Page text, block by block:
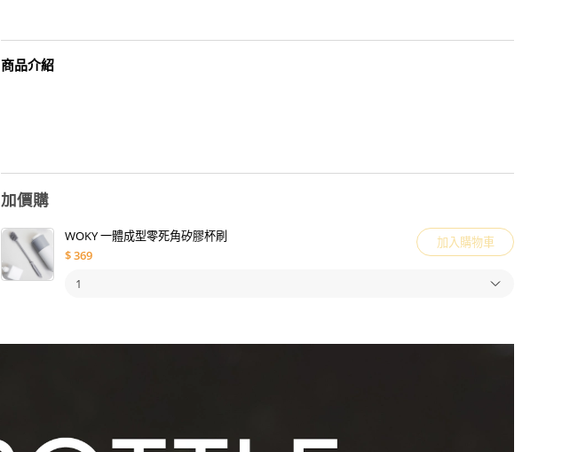
商品介紹
加價購
WOKY 一體成型零死角矽膠杯刷
$369
加入購物車